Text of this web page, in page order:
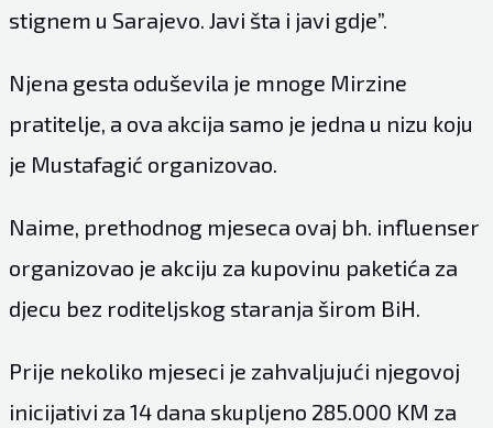
stignem u Sarajevo. Javi šta i javi gdje”.
Njena gesta oduševila je mnoge Mirzine
pratitelje, a ova akcija samo je jedna u nizu koju
je Mustafagić organizovao.
Naime, prethodnog mjeseca ovaj bh. influenser
organizovao je akciju za kupovinu paketića za
djecu bez roditeljskog staranja širom BiH.
Prije nekoliko mjeseci je zahvaljujući njegovoj
inicijativi za 14 dana skupljeno 285.000 KM za